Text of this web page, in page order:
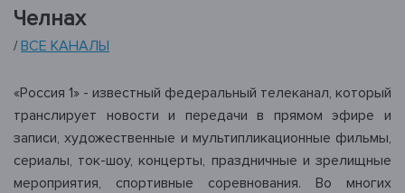
Челнах
/ВСЕ КАНАЛЫ
«Россия 1» - известный федеральный телеканал, который
транслирует новости и передачи в прямом эфире и
записи, художественные и мультипликационные фильмы,
сериалы, ток-шоу, концерты, праздничные и зрелищные
мероприятия, спортивные соревнования. Во многих